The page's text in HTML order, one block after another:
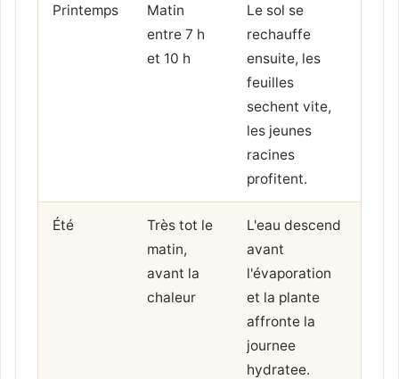
Printemps
Matin
entre 7 h
et 10 h
Le sol se
rechauffe
ensuite, les
feuilles
sechent vite,
les jeunes
racines
profitent.
Été
Très tot le
matin,
avant la
chaleur
L'eau descend
avant
l'évaporation
et la plante
affronte la
journee
hydratee.